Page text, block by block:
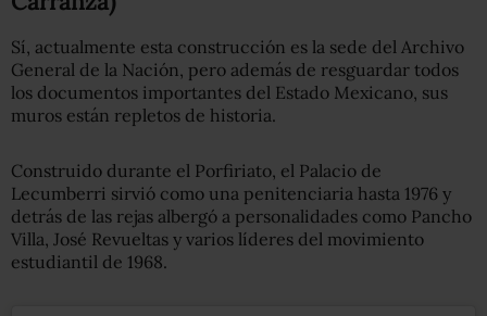
Sí, actualmente esta construcción es la sede del Archivo
General de la Nación, pero además de resguardar todos
los documentos importantes del Estado Mexicano, sus
muros están repletos de historia.
Construido durante el Porfiriato, el Palacio de
Lecumberri sirvió como una penitenciaria hasta 1976 y
detrás de las rejas albergó a personalidades como Pancho
Villa, José Revueltas y varios líderes del movimiento
estudiantil de 1968.